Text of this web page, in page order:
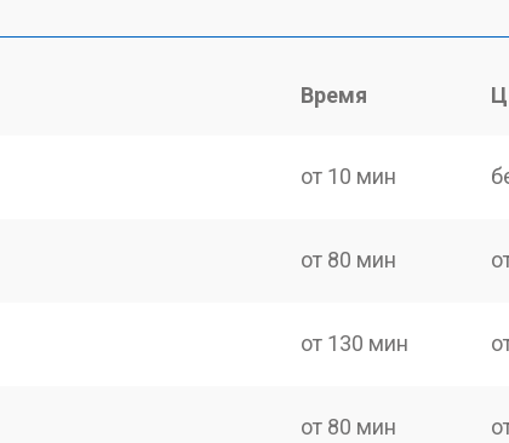
Время
от 10 мин
от 80 мин
от 130 мин
от 80 мин